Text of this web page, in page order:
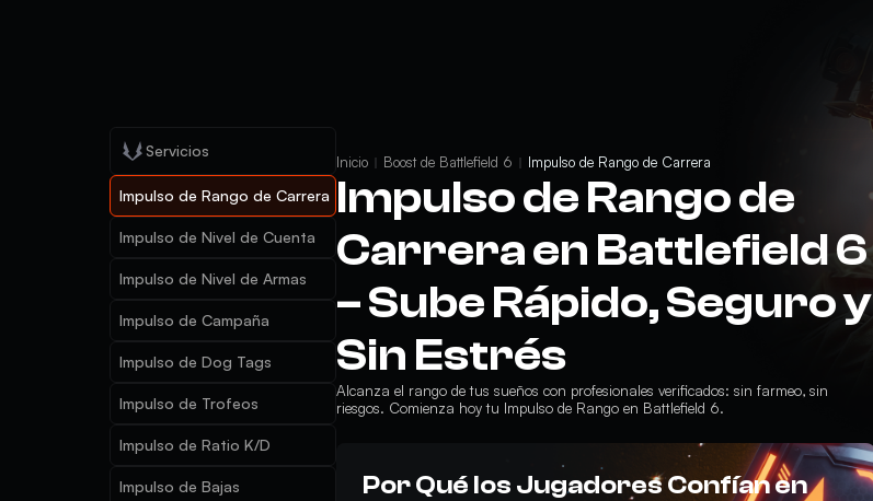
Servicios
Impulso de Rango de Carrera
Impulso de Nivel de Cuenta
Impulso de Nivel de Armas
Impulso de Campaña
Impulso de Dog Tags
Impulso de Trofeos
Impulso de Ratio K/D
Impulso de Bajas
Inicio Boost de Battlefield 6 Impulso de Rango de Carrera
Impulso de Rango de
Carrera en Battlefield 6
– Sube Rápido, Seguro y
Sin Estrés
Alcanza el rango de tus sueños con profesionales verificados: sin farmeo, sin
riesgos. Comienza hoy tu Impulso de Rango en Battlefield 6.
Por Qué los Jugadores Confían en